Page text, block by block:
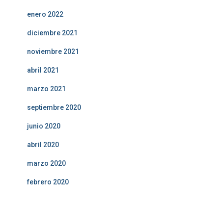
enero 2022
diciembre 2021
noviembre 2021
abril 2021
marzo 2021
septiembre 2020
junio 2020
abril 2020
marzo 2020
febrero 2020